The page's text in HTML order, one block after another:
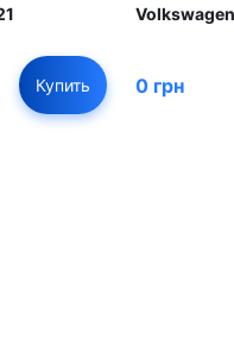
Купить 0 грн